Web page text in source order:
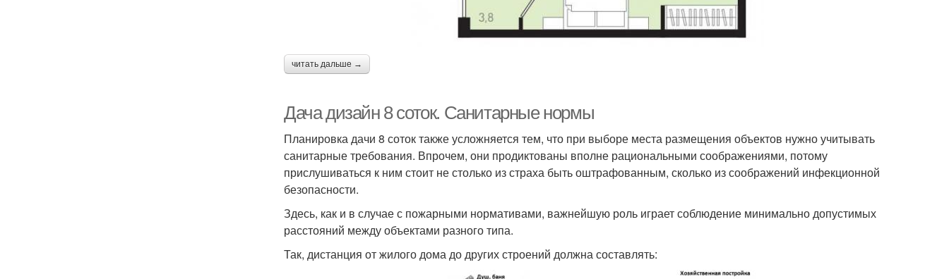
читать дальше →
Дача дизайн 8 соток. Санитарные нормы
Планировка дачи 8 соток также усложняется тем, что при выборе места размещения объектов нужно учитывать
санитарные требования. Впрочем, они продиктованы вполне рациональными соображениями, потому
прислушиваться к ним стоит не столько из страха быть оштрафованным, сколько из соображений инфекционной
безопасности.
Здесь, как и в случае с пожарными нормативами, важнейшую роль играет соблюдение минимально допустимых
расстояний между объектами разного типа.
Так, дистанция от жилого дома до других строений должна составлять: